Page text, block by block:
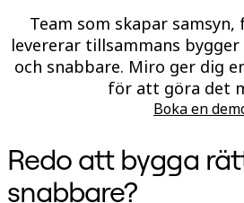
Säkerhet
Enterprise Guard
Plattform för
Ladda ner appar
Format
Whiteboard
Diagram
Tidslinjer
Talktrack
Tabeller
Docs
Team som skapar
levererar tillsammans
och snabbare. Miro ger dig
för att göra det
Boka en
Redo att bygga
snabbare?